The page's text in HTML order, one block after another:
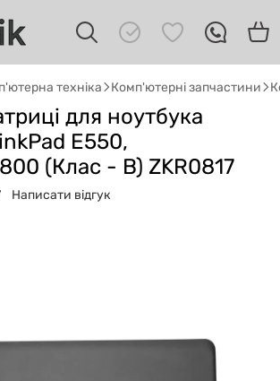
техніка Комп'ютерні запчастини
для ноутбука
E550,
(Клас - B) ZKR0817
Написати відгук
техніки
Я Gazik AI — допоможу
вживану комп'ютерну техніку.